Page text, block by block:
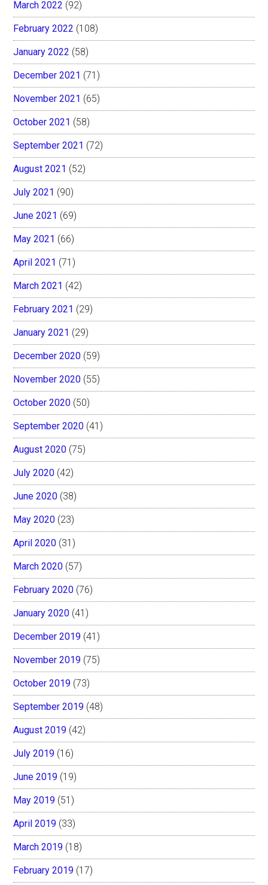
March 2022 (92)
February 2022 (108)
January 2022 (58)
December 2021 (71)
November 2021 (65)
October 2021 (58)
September 2021 (72)
August 2021 (52)
July 2021 (90)
June 2021 (69)
May 2021 (66)
April 2021 (71)
March 2021 (42)
February 2021 (29)
January 2021 (29)
December 2020 (59)
November 2020 (55)
October 2020 (50)
September 2020 (41)
August 2020 (75)
July 2020 (42)
June 2020 (38)
May 2020 (23)
April 2020 (31)
March 2020 (57)
February 2020 (76)
January 2020 (41)
December 2019 (41)
November 2019 (75)
October 2019 (73)
September 2019 (48)
August 2019 (42)
July 2019 (16)
June 2019 (19)
May 2019 (51)
April 2019 (33)
March 2019 (18)
February 2019 (17)